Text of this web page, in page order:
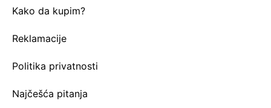
Kako da kupim?
Reklamacije
Politika privatnosti
Najčešća pitanja